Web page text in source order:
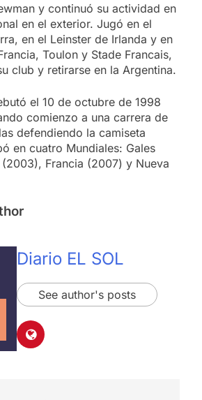
y continuó su actividad en
en el exterior. Jugó en el
en el Leinster de Irlanda y en
Toulon y Stade Francais,
club y retirarse en la Argentina.
el 10 de octubre de 1998
comienzo a una carrera de
defendiendo la camiseta
en cuatro Mundiales: Gales
Francia (2007) y Nueva
Diario EL SOL
See author's posts